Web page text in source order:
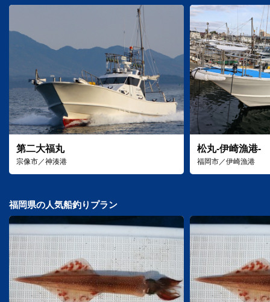
第二大福丸
宗像市／神湊港
松丸-伊崎漁港-
福岡市／伊崎漁港
福岡県の人気船釣りプラン